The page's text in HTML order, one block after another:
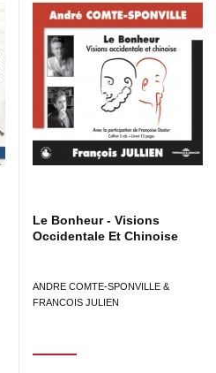
Le Bonheur - Visions
Occidentale Et Chinoise
ANDRE COMTE-SPONVILLE &
FRANCOIS JULIEN